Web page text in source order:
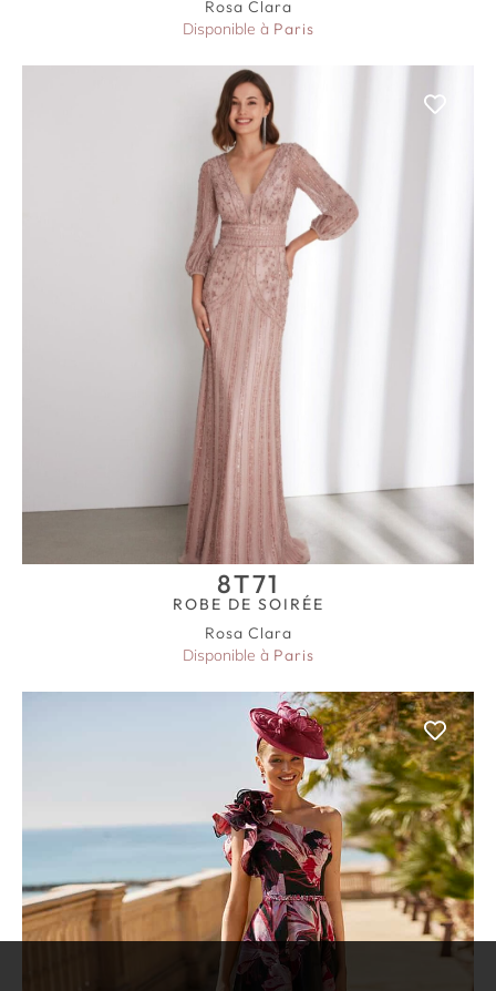
Rosa Clara
Disponible à Paris
8T71
ROBE DE SOIRÉE
Rosa Clara
Disponible à Paris